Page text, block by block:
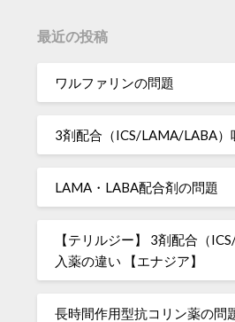
最近の投稿
ワルファリンの問題
3剤配合（ICS/LAMA/LABA）
LAMA・LABA配合剤の問題
【テリルジー】 3剤配合（
入薬の違い 【エナジア】
長時間作用型抗コリン薬の問